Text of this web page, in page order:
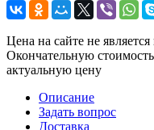
Цена на сайте не
Окончательную
актуальную цену
Описание
Задать вопрос
Доставка